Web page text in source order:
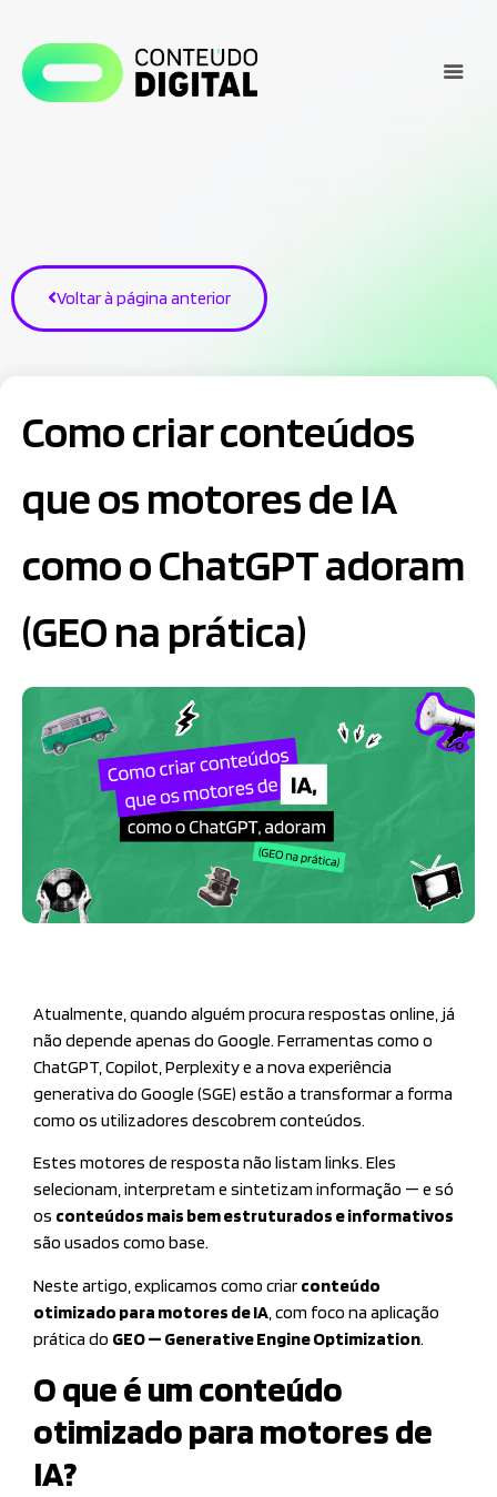
Voltar à página anterior
Como criar conteúdos
que os motores de IA
como o ChatGPT adoram
(GEO na prática)
Atualmente, quando alguém procura respostas online, já
não depende apenas do Google. Ferramentas como o
ChatGPT, Copilot, Perplexity e a nova experiência
generativa do Google (SGE) estão a transformar a forma
como os utilizadores descobrem conteúdos.
Estes motores de resposta não listam links. Eles
selecionam, interpretam e sintetizam informação — e só
os conteúdos mais bem estruturados e informativos
são usados como base.
Neste artigo, explicamos como criar conteúdo
otimizado para motores de IA , com foco na aplicação
prática do GEO — Generative Engine Optimization.
O que é um conteúdo
otimizado para motores de
IA?